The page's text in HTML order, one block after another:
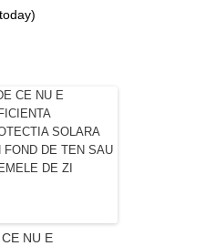
NU E